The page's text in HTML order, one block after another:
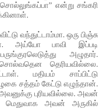
என்று சங்கரி
வந்துட்டாம்மா. ஒரு பிஞ்சு
அய்யோ பாவி இப்படி
அழுதார்.
தெரியவில்லை.
மதியம் சாப்பிட்டு
சத்தம் கேட்டு எழுந்தான்.
புரியவில்லை. அவன்
மெதுவாக அவன் அருகில்